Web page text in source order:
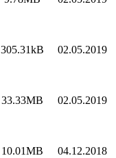
305.31kB 02.05.2019
33.33MB 02.05.2019
10.01MB 04.12.2018